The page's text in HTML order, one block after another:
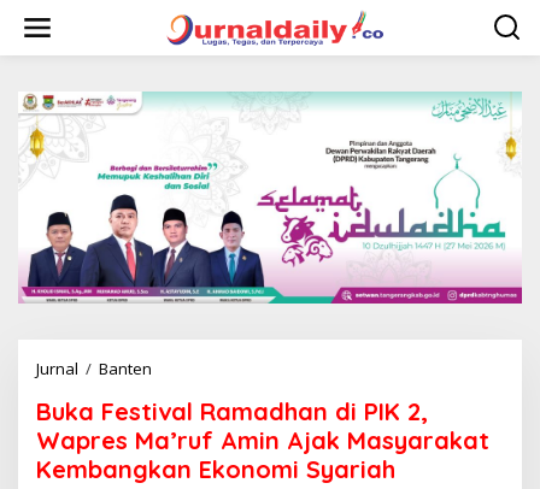
w
Jurnal / Banten
k
a
F
e
Buka Festival Ramadhan di PIK 2,
Wapres Ma’ruf Amin Ajak Masyarakat
Kembangkan Ekonomi Syariah